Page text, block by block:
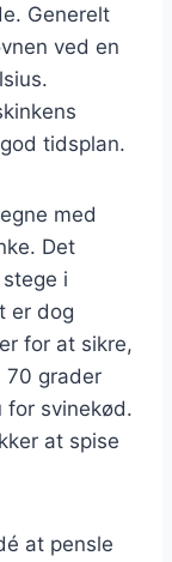
Generelt
ved en
tidsplan.
med
Det
i
er dog
for at sikre,
70 grader
for svinekød.
at spise
at pensle